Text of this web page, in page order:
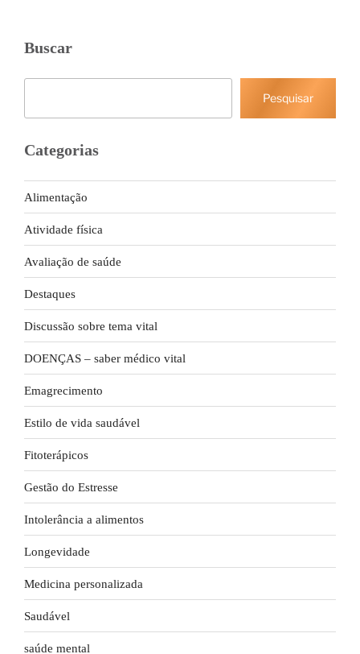
Buscar
Pesquisar
Categorias
Alimentação
Atividade física
Avaliação de saúde
Destaques
Discussão sobre tema vital
DOENÇAS – saber médico vital
Emagrecimento
Estilo de vida saudável
Fitoterápicos
Gestão do Estresse
Intolerância a alimentos
Longevidade
Medicina personalizada
Saudável
saúde mental